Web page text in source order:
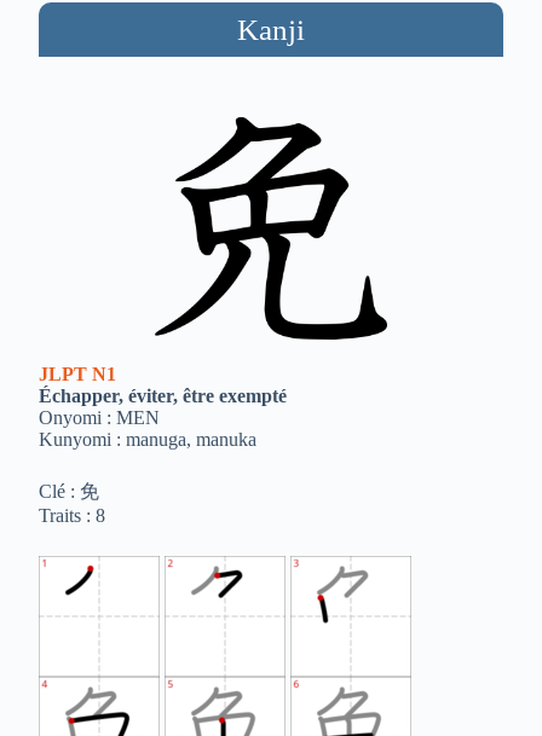
Kanji
JLPT N1
Échapper, éviter, être exempté
Onyomi : MEN
Kunyomi : manuga, manuka
Clé : 免
Traits : 8